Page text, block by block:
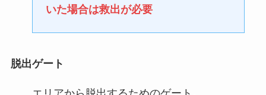
いた場合は救出が必要
脱出ゲート